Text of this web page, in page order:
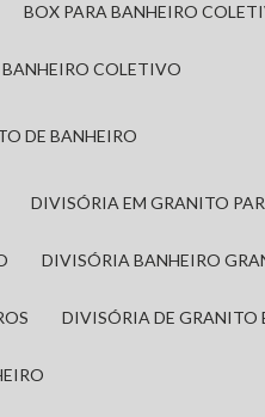
BOX PARA BANHEIRO
BANHEIRO COLETIVO
DE BANHEIRO
DIVISÓRIA EM GRANITO
DIVISÓRIA BANHEIRO
DIVISÓRIA DE GRANITO